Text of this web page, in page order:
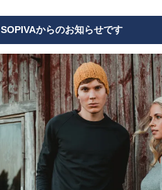
SOPIVAからのお知らせです